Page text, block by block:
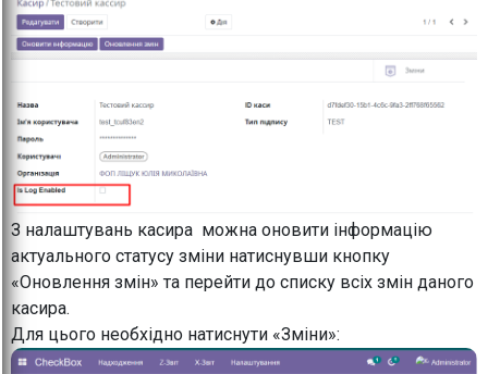
З налаштувань касира можна оновити інформацію
актуального статусу зміни натиснувши кнопку
«Оновлення змін» та перейти до списку всіх змін даного
касира.
Для цього необхідно натиснути «Зміни»: